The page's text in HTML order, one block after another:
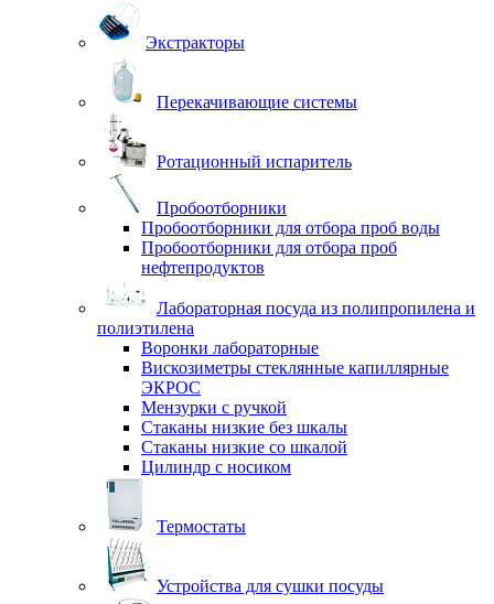
Экстракторы
Перекачивающие системы
Ротационный испаритель
Пробоотборники
Пробоотборники для отбора проб воды
Пробоотборники для отбора проб
нефтепродуктов
Лабораторная посуда из полипропилена и
полиэтилена
Воронки лабораторные
Вискозиметры стеклянные капиллярные
ЭКРОС
Мензурки с ручкой
Стаканы низкие без шкалы
Стаканы низкие со шкалой
Цилиндр с носиком
Термостаты
Устройства для сушки посуды